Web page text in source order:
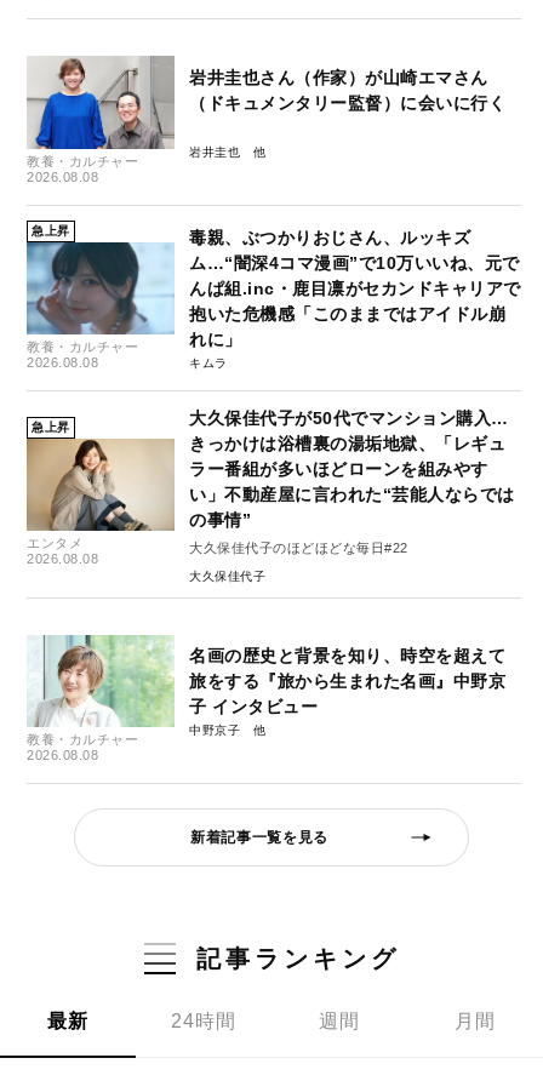
教養・カルチャー
2026.08.08
岩井圭也さん（作家）が山崎エマさん
（ドキュメンタリー監督）に会いに行く
岩井圭也
急上昇
教養・カルチャー
2026.08.08
毒親、ぶつかりおじさん、ルッキズ
ム…“闇深4コマ漫画”で10万いいね、元で
んぱ組.inc・鹿目凛がセカンドキャリアで
抱いた危機感「このままではアイドル崩
れに」
キムラ
急上昇
エンタメ
2026.08.08
大久保佳代子が50代でマンション購入…
きっかけは浴槽裏の湯垢地獄、「レギュ
ラー番組が多いほどローンを組みやす
い」不動産屋に言われた“芸能人ならでは
の事情”
大久保佳代子のほどほどな毎日#22
大久保佳代子
教養・カルチャー
2026.08.08
名画の歴史と背景を知り、時空を超えて
旅をする『旅から生まれた名画』中野京
子 インタビュー
中野京子
新着記事一覧を見る
記事ランキング
最新 24時間 週間 月間